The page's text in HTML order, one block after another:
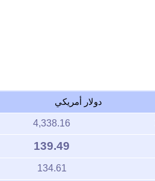
دولار أمريكي
4,338.16
139.49
134.61